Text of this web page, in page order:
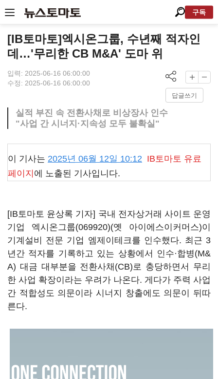
구독
[IB토마토]엑시온그룹, 수년째 적자인
데…'무리한 CB M&A' 도마 위
입력: 2025-06-16 06:00:00
수정: 2025-06-16 06:00:00
답글쓰기
실적 부진 속 전환사채로 비상장사 인수
"사업 간 시너지·지속성 모두 불확실"
이 기사는 2025년 06월 12일 10:12 IB토마토 유료
페이지 에 노출된 기사입니다.
[IB토마토 윤상록 기자] 국내 전자상거래 사이트 운영
기업 엑시온그룹(069920)(옛 아이에스이커머스)이
기계설비 전문 기업 엠제이테크를 인수했다. 최근 3
년간 적자를 기록하고 있는 상황에서 인수·합병(M&
A) 대금 대부분을 전환사채 (CB)로 충당하면서 무리
한 사업 확장이라는 우려가 나온다. 게다가 주력 사업
간 적합성도 의문이라 시너지 창출에도 의문이 뒤따
른다.